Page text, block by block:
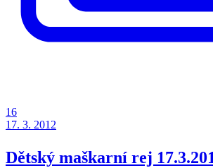
16
17. 3. 2012
Dětský maškarní rej